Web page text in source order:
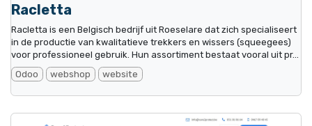
Racletta
Racletta is een Belgisch bedrijf uit Roeselare dat zich specialiseert
in de productie van kwalitatieve trekkers en wissers (squeegees)
voor professioneel gebruik. Hun assortiment bestaat vooral uit pr...
Odoo webshop website